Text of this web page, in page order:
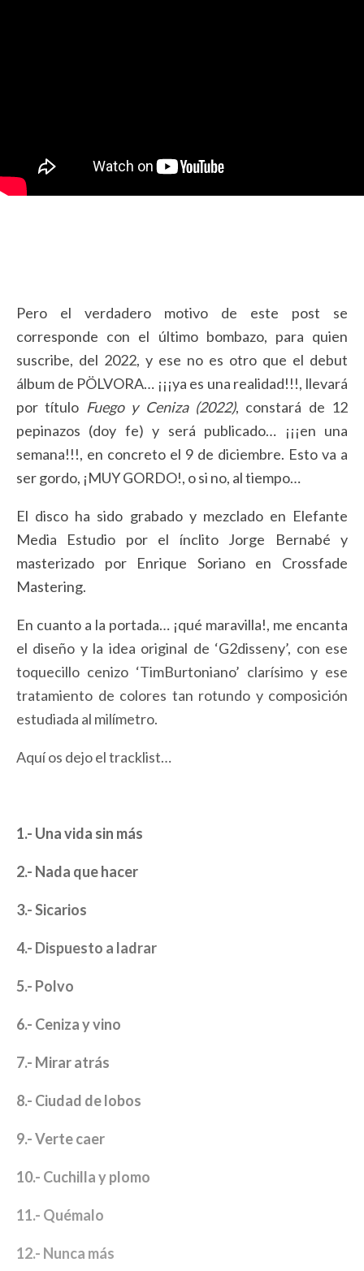
Pero el verdadero motivo de este post se
corresponde con el último bombazo, para quien
suscribe, del 2022, y ese no es otro que el debut
álbum de PÖLVORA… ¡¡¡ya es una realidad!!!, llevará
por título Fuego y Ceniza (2022), constará de 12
pepinazos (doy fe) y será publicado… ¡¡¡en una
semana!!!, en concreto el 9 de diciembre. Esto va a
ser gordo, ¡MUY GORDO!, o si no, al tiempo…
El disco ha sido grabado y mezclado en Elefante
Media Estudio por el ínclito Jorge Bernabé y
masterizado por Enrique Soriano en Crossfade
Mastering.
En cuanto a la portada… ¡qué maravilla!, me encanta
el diseño y la idea original de ‘G2disseny’, con ese
toquecillo cenizo ‘TimBurtoniano’ clarísimo y ese
tratamiento de colores tan rotundo y composición
estudiada al milímetro.
Aquí os dejo el tracklist…
1.- Una vida sin más
2.- Nada que hacer
3.- Sicarios
4.- Dispuesto a ladrar
5.- Polvo
6.- Ceniza y vino
7.- Mirar atrás
8.- Ciudad de lobos
9.- Verte caer
10.- Cuchilla y plomo
11.- Quémalo
12.- Nunca más